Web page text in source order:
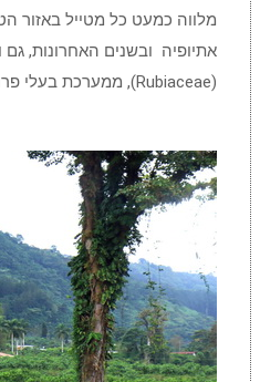
מלווה כמעט כל מטייל באזור
אתיופיה ובשנים האחרונות, גם
(Rubiaceae), ממערכת בעלי פרחים שזרעיו, פולי הקפה, משמשים כמשקה וכתרופה.